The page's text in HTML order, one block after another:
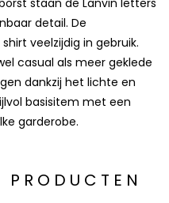
staan de Lanvin letters
detail. De
veelzijdig in gebruik.
casual als meer geklede
dankzij het lichte en
basisitem met een
garderobe.
PRODUCTEN